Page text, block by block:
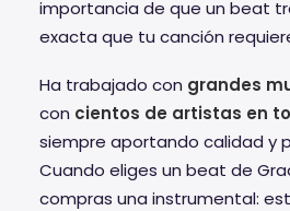
importancia de que un beat
exacta que tu canción
Ha trabajado con grandes
con cientos de artistas en
siempre aportando calidad y
Cuando eliges un beat de
compras una instrumental: